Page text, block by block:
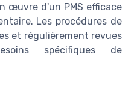
œuvre d'un PMS efficace
Les procédures de
et régulièrement revues
spécifiques de